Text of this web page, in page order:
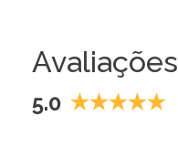
Avaliações
5.0